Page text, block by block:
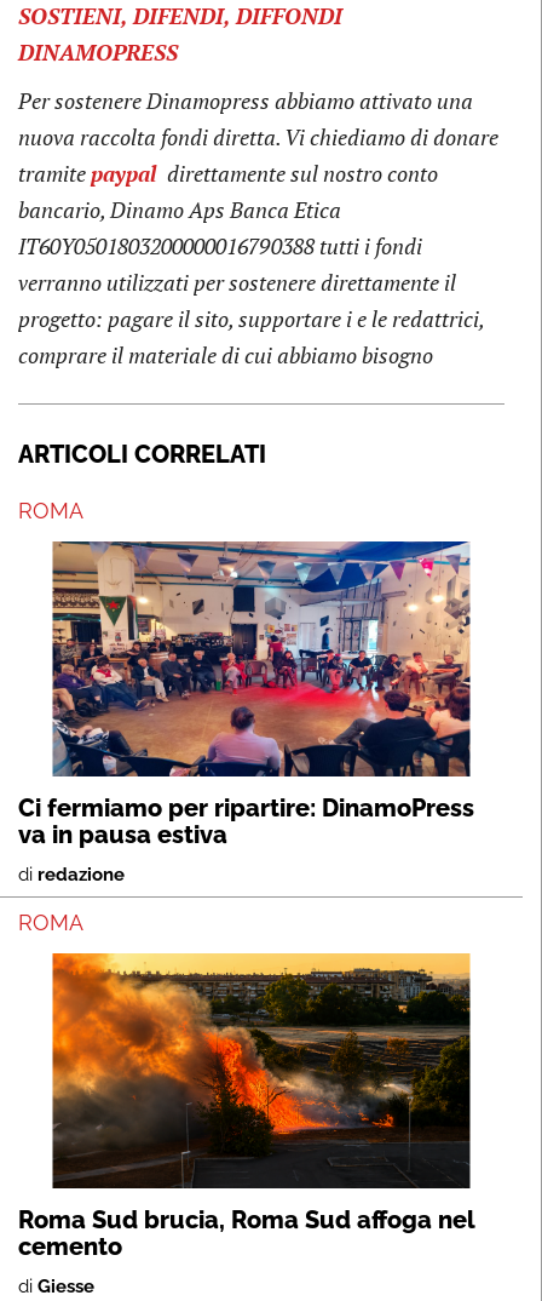
SOSTIENI, DIFENDI, DIFFONDI
DINAMOPRESS
Per sostenere Dinamopress abbiamo attivato una
nuova raccolta fondi diretta. Vi chiediamo di donare
tramitepaypal direttamente sul nostro conto
bancario, Dinamo Aps Banca Etica
IT60Y0501803200000016790388 tutti i fondi
verranno utilizzati per sostenere direttamente il
progetto: pagare il sito, supportare i e le redattrici,
comprare il materiale di cui abbiamo bisogno
ARTICOLI CORRELATI
ROMA
Ci fermiamo per ripartire: DinamoPress
va in pausa estiva
di redazione
ROMA
Roma Sud brucia, Roma Sud affoga nel
cemento
di Giesse